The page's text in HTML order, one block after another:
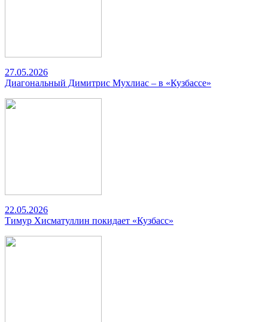
27.05.2026
Диагональный Димитрис Мухлиас – в «Кузбассе»
22.05.2026
Тимур Хисматуллин покидает «Кузбасс»